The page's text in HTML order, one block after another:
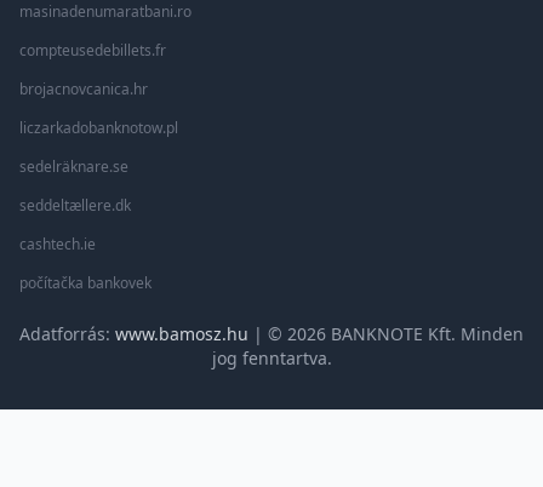
masinadenumaratbani.ro
compteusedebillets.fr
brojacnovcanica.hr
liczarkadobanknotow.pl
sedelräknare.se
seddeltællere.dk
cashtech.ie
počítačka bankovek
Adatforrás: www.bamosz.hu | © 2026 BANKNOTE Kft. Minden
jog fenntartva.